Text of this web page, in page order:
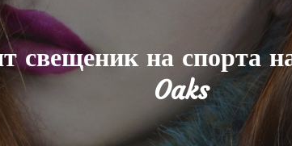
свещеник на спорта
Oaks